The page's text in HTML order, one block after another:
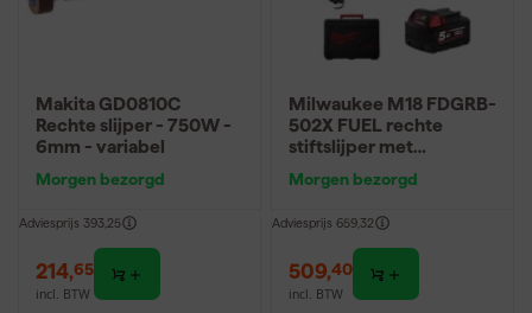
Makita GD0810C
Rechte slijper - 750W -
6mm - variabel
Morgen bezorgd
Adviesprijs 393,25
214,65
incl. BTW
Milwaukee M18 FDGRB-
502X FUEL rechte
stiftslijper met
schuifschakelaar GEN II
Morgen bezorgd
Adviesprijs 659,32
509,40
incl. BTW